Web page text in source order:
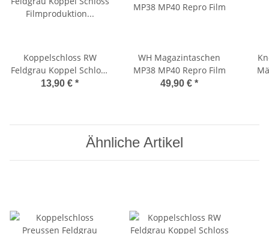
Koppelschloss RW
Feldgrau Koppel Schloss
Filmproduktion erster
13,90 € *
WH Magazintaschen
MP38 MP40 Repro Film
49,90 € *
Ähnliche Artikel